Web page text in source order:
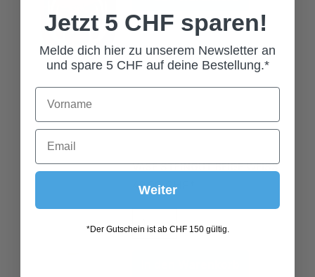
49,00 CHF*
Jetzt 5 CHF sparen!
Melde dich hier zu unserem Newsletter an
und spare 5 CHF auf deine Bestellung.*
Weiter
*Der Gutschein ist ab CHF 150 gültig.